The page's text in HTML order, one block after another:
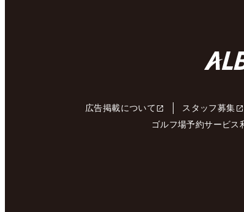
広告掲載について スタッフ募集
ゴルフ場予約サービス